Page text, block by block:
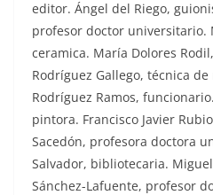
editor. Ángel del Riego,
profesor doctor universitario.
ceramica. María Dolores
Rodríguez Gallego, técnica
Rodríguez Ramos,
pintora. Francisco Javier
Sacedón, profesora doctora
Salvador, bibliotecaria.
Sánchez-Lafuente, profesor